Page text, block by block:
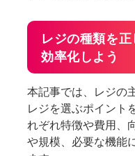
レジの種類を
効率化しよう
本記事では、レジの
レジを選ぶポイント
れぞれ特徴や費用、
や規模、必要な機能